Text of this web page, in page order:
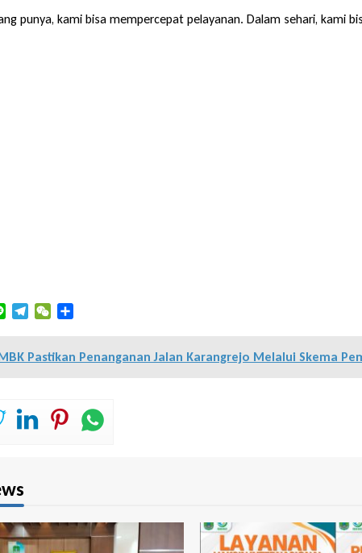
punya, kami bisa mempercepat pelayanan. Dalam sehari, kami
Line TelegramWeChat
Pastikan Penanganan Jalan Karangrejo Melalui Skema